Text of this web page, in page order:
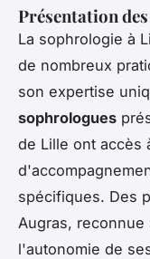
Présentation
La sophrologie à
de nombreux
son expertise
sophrologues
de Lille ont accès
spécifiques. Des
Augras,
l'autonomie de